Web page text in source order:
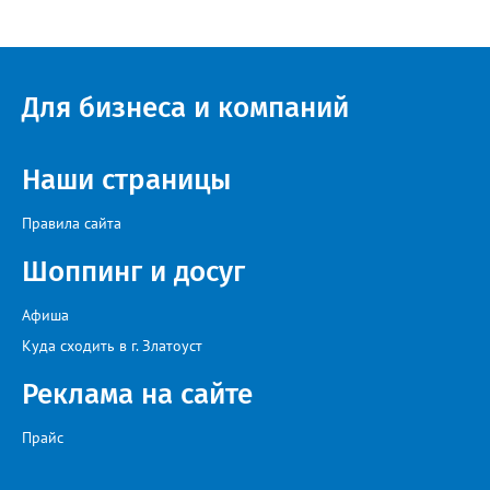
— сообщила начальник Главного управления ГЖИ Ирина
оперативно делиться информацией со всеми
заинтересованными – от поставщика тепла до конечных
Для бизнеса и компаний
Наши страницы
Правила сайта
Шоппинг и досуг
Афиша
Куда сходить в г. Златоуст
Реклама на сайте
Прайс